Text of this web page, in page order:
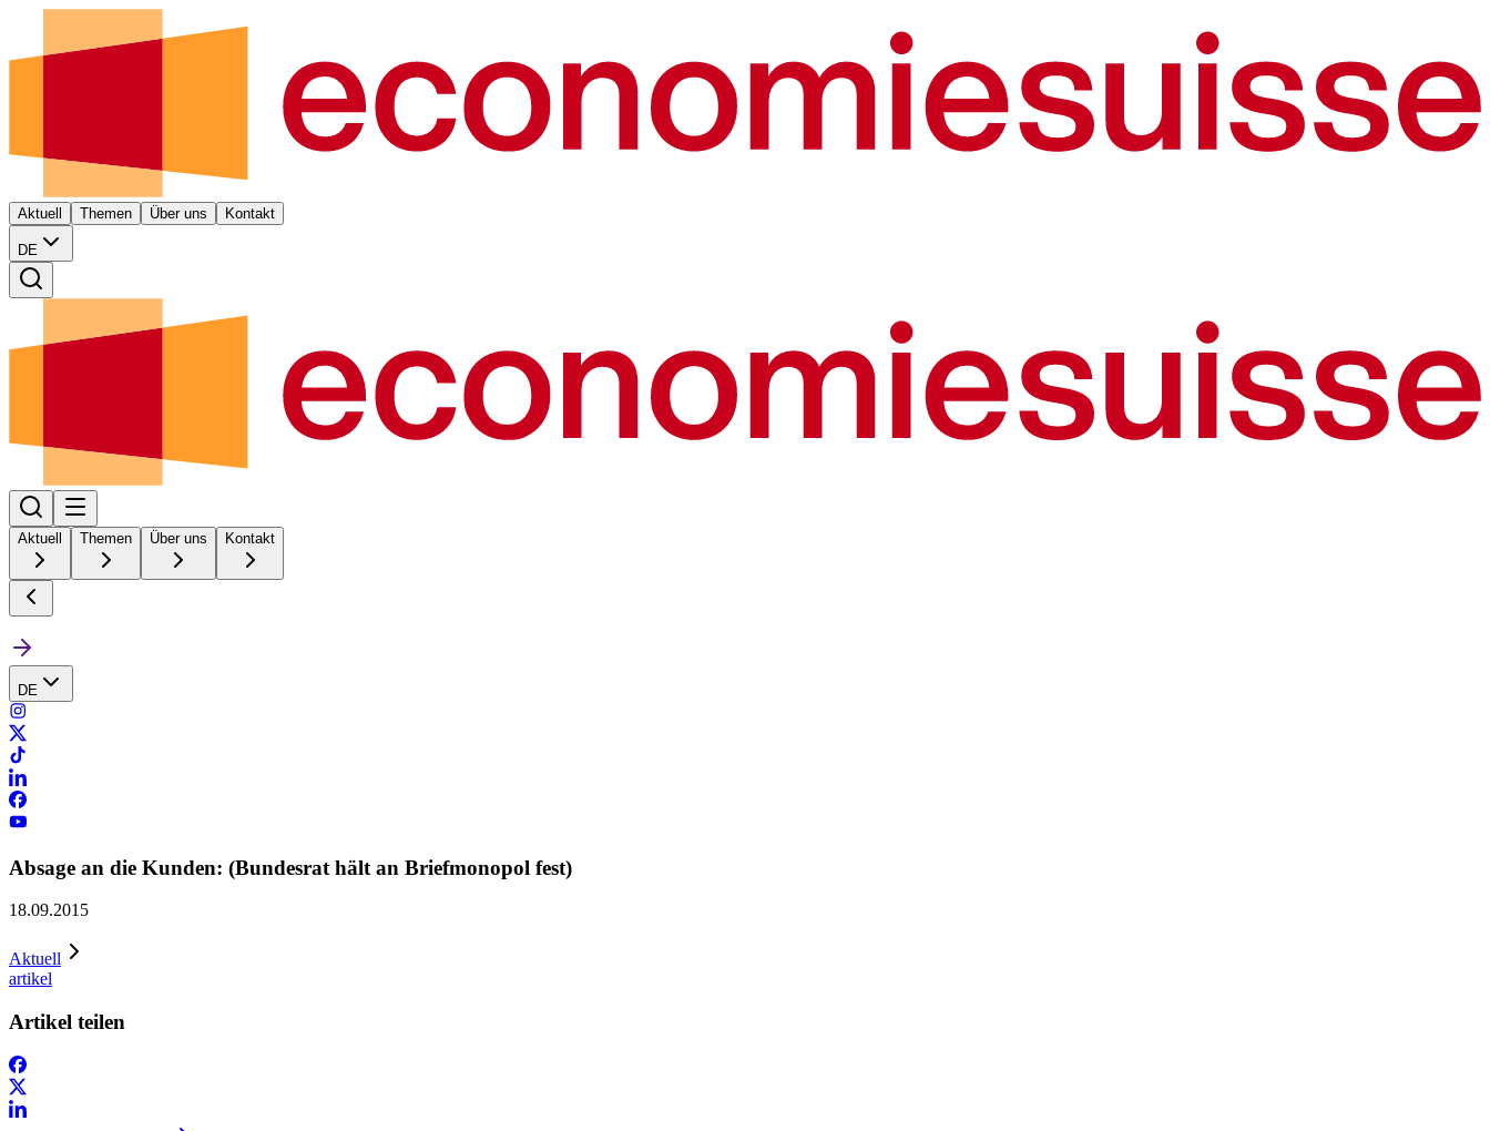
Aktuell Themen Über uns Kontakt
DE
Aktuell Themen Über uns Kontakt
DE
Absage an die Kunden: (Bundesrat hält an Briefmonopol fest)
18.09.2015
Aktuell
artikel
Artikel teilen